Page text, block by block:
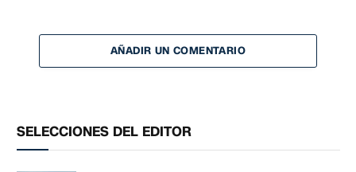
AÑADIR UN COMENTARIO
SELECCIONES DEL EDITOR